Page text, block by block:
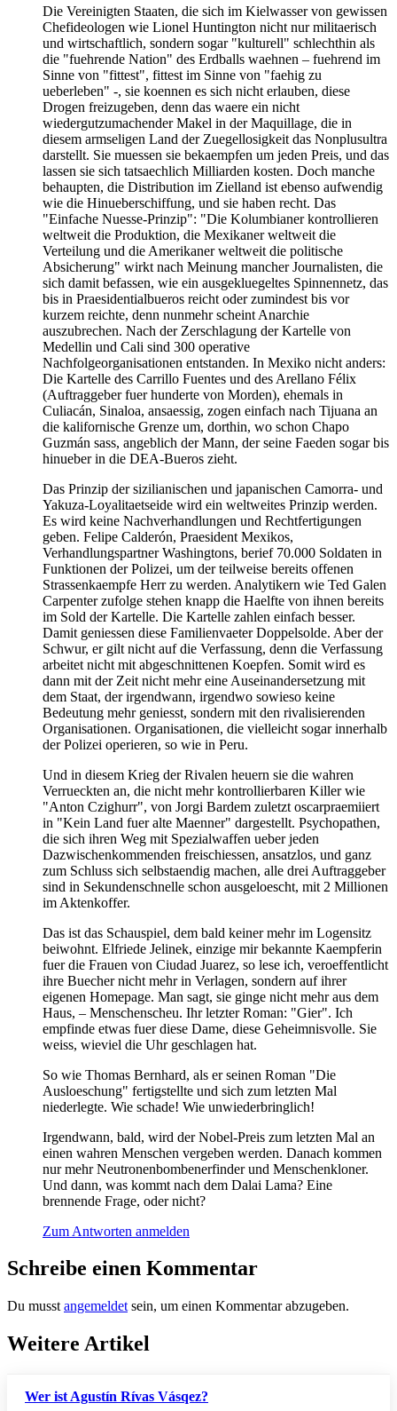
Die Vereinigten Staaten, die sich im Kielwasser von gewissen
Chefideologen wie Lionel Huntington nicht nur militaerisch
und wirtschaftlich, sondern sogar "kulturell" schlechthin als
die "fuehrende Nation" des Erdballs waehnen – fuehrend im
Sinne von "fittest", fittest im Sinne von "faehig zu
ueberleben" -, sie koennen es sich nicht erlauben, diese
Drogen freizugeben, denn das waere ein nicht
wiedergutzumachender Makel in der Maquillage, die in
diesem armseligen Land der Zuegellosigkeit das Nonplusultra
darstellt. Sie muessen sie bekaempfen um jeden Preis, und das
lassen sie sich tatsaechlich Milliarden kosten. Doch manche
behaupten, die Distribution im Zielland ist ebenso aufwendig
wie die Hinueberschiffung, und sie haben recht. Das
"Einfache Nuesse-Prinzip": "Die Kolumbianer kontrollieren
weltweit die Produktion, die Mexikaner weltweit die
Verteilung und die Amerikaner weltweit die politische
Absicherung" wirkt nach Meinung mancher Journalisten, die
sich damit befassen, wie ein ausgekluegeltes Spinnennetz, das
bis in Praesidentialbueros reicht oder zumindest bis vor
kurzem reichte, denn nunmehr scheint Anarchie
auszubrechen. Nach der Zerschlagung der Kartelle von
Medellin und Cali sind 300 operative
Nachfolgeorganisationen entstanden. In Mexiko nicht anders:
Die Kartelle des Carrillo Fuentes und des Arellano Félix
(Auftraggeber fuer hunderte von Morden), ehemals in
Culiacán, Sinaloa, ansaessig, zogen einfach nach Tijuana an
die kalifornische Grenze um, dorthin, wo schon Chapo
Guzmán sass, angeblich der Mann, der seine Faeden sogar bis
hinueber in die DEA-Bueros zieht.
Das Prinzip der sizilianischen und japanischen Camorra- und
Yakuza-Loyalitaetseide wird ein weltweites Prinzip werden.
Es wird keine Nachverhandlungen und Rechtfertigungen
geben. Felipe Calderón, Praesident Mexikos,
Verhandlungspartner Washingtons, berief 70.000 Soldaten in
Funktionen der Polizei, um der teilweise bereits offenen
Strassenkaempfe Herr zu werden. Analytikern wie Ted Galen
Carpenter zufolge stehen knapp die Haelfte von ihnen bereits
im Sold der Kartelle. Die Kartelle zahlen einfach besser.
Damit geniessen diese Familienvaeter Doppelsolde. Aber der
Schwur, er gilt nicht auf die Verfassung, denn die Verfassung
arbeitet nicht mit abgeschnittenen Koepfen. Somit wird es
dann mit der Zeit nicht mehr eine Auseinandersetzung mit
dem Staat, der irgendwann, irgendwo sowieso keine
Bedeutung mehr geniesst, sondern mit den rivalisierenden
Organisationen. Organisationen, die vielleicht sogar innerhalb
der Polizei operieren, so wie in Peru.
Und in diesem Krieg der Rivalen heuern sie die wahren
Verrueckten an, die nicht mehr kontrollierbaren Killer wie
"Anton Czighurr", von Jorgi Bardem zuletzt oscarpraemiiert
in "Kein Land fuer alte Maenner" dargestellt. Psychopathen,
die sich ihren Weg mit Spezialwaffen ueber jeden
Dazwischenkommenden freischiessen, ansatzlos, und ganz
zum Schluss sich selbstaendig machen, alle drei Auftraggeber
sind in Sekundenschnelle schon ausgeloescht, mit 2 Millionen
im Aktenkoffer.
Das ist das Schauspiel, dem bald keiner mehr im Logensitz
beiwohnt. Elfriede Jelinek, einzige mir bekannte Kaempferin
fuer die Frauen von Ciudad Juarez, so lese ich, veroeffentlicht
ihre Buecher nicht mehr in Verlagen, sondern auf ihrer
eigenen Homepage. Man sagt, sie ginge nicht mehr aus dem
Haus, – Menschenscheu. Ihr letzter Roman: "Gier". Ich
empfinde etwas fuer diese Dame, diese Geheimnisvolle. Sie
weiss, wieviel die Uhr geschlagen hat.
So wie Thomas Bernhard, als er seinen Roman "Die
Ausloeschung" fertigstellte und sich zum letzten Mal
niederlegte. Wie schade! Wie unwiederbringlich!
Irgendwann, bald, wird der Nobel-Preis zum letzten Mal an
einen wahren Menschen vergeben werden. Danach kommen
nur mehr Neutronenbombenerfinder und Menschenkloner.
Und dann, was kommt nach dem Dalai Lama? Eine
brennende Frage, oder nicht?
Zum Antworten anmelden
Schreibe einen Kommentar
Du musst angemeldet sein, um einen Kommentar abzugeben.
Weitere Artikel
Wer ist Agustín Rívas Vásqez?